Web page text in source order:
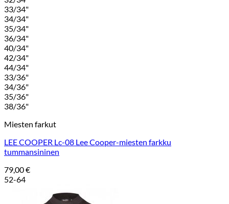
33/34"
34/34"
35/34"
36/34"
40/34"
42/34"
44/34"
33/36"
34/36"
35/36"
38/36"
Miesten farkut
LEE COOPER Lc-08 Lee Cooper-miesten farkku
tummansininen
79,00€
52-64